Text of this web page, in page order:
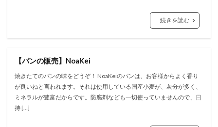
続きを読む
【パンの販売】NoaKei
焼きたてのパンの味をどうぞ！ NoaKeiのパンは、お客様からよく香り
が良いねと言われます。それは使用している国産小麦が、灰分が多く、
ミネラルが豊富だからです。防腐剤なども一切使っていませんので、日
持 […]